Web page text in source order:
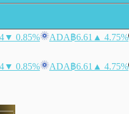
▼ 0.85% ADA฿6.61 ▲ 4.75%
▼ 0.85% ADA฿6.61 ▲ 4.75%